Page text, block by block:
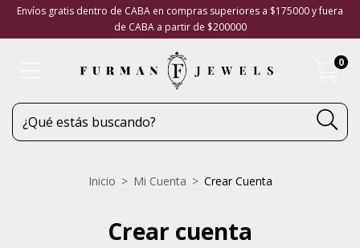
Envíos gratis dentro de CABA en compras superiores a $175000 y fuera
de CABA a partir de $200000
0
Inicio > Mi Cuenta > Crear Cuenta
Crear cuenta